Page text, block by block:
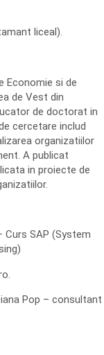
liceal).
Economie si de
de Vest din
de doctorat in
cercetare includ
organizatiilor
A publicat
in proiecte de
Curs SAP (System
Pop – consultant